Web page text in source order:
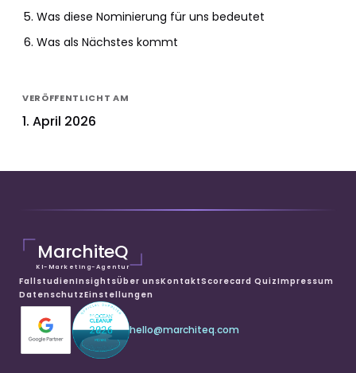
Was diese Nominierung für uns bedeutet
Was als Nächstes kommt
VERÖFFENTLICHT AM
1. April 2026
MarchiteQ
KI-Marketing-Agentur
FallstudienInsightsÜber unsKontaktScorecard QuizImpressum
DatenschutzEinstellungen
hello@marchiteq.com